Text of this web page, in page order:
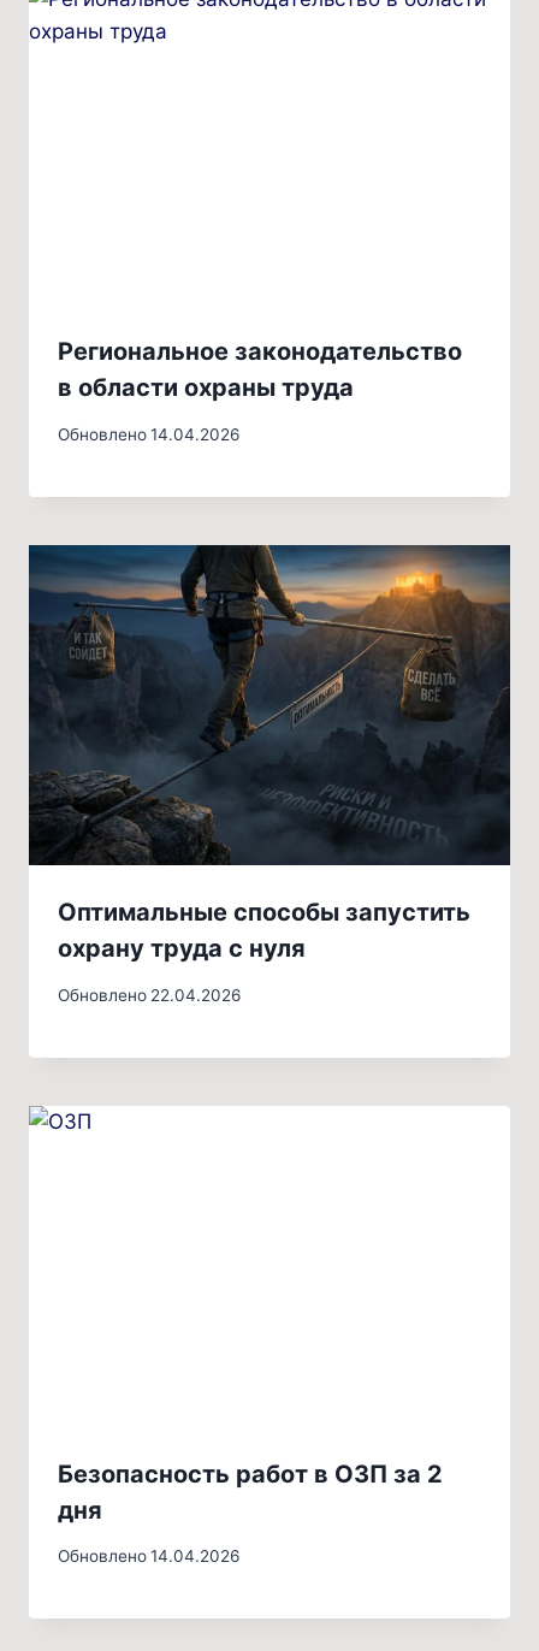
Региональное законодательство
в области охраны труда
Обновлено14.04.2026
Оптимальные способы запустить
охрану труда с нуля
Обновлено 22.04.2026
Безопасность работ в ОЗП за 2
дня
Обновлено14.04.2026